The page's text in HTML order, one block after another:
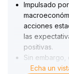
Impulsado
acciones
las
positivas.
Sin
está en una
Echa un